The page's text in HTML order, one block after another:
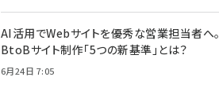
AI活用でWebサイトを優秀な営業担当者へ。
BtoBサイト制作「5つの新基準」とは？
6月24日 7:05